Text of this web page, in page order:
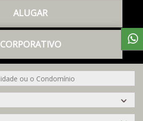
ALUGAR
CORPORATIVO